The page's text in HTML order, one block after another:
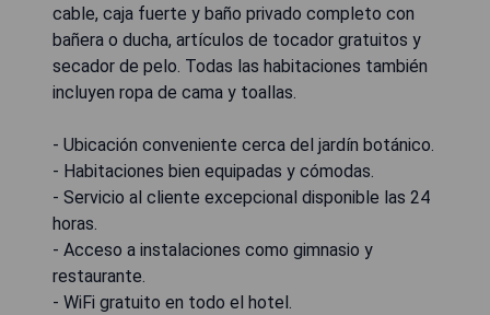
cable, caja fuerte y baño privado completo con
bañera o ducha, artículos de tocador gratuitos y
secador de pelo. Todas las habitaciones también
incluyen ropa de cama y toallas.
- Ubicación conveniente cerca del jardín botánico.
- Habitaciones bien equipadas y cómodas.
- Servicio al cliente excepcional disponible las 24
horas.
- Acceso a instalaciones como gimnasio y
restaurante.
- WiFi gratuito en todo el hotel.